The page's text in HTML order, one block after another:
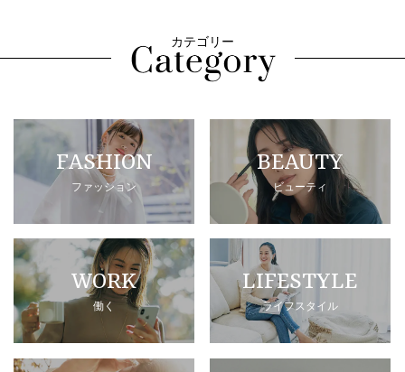
カテゴリー
FASHION
ファッション
BEAUTY
ビューティ
WORK
働く
LIFESTYLE
ライフスタイル